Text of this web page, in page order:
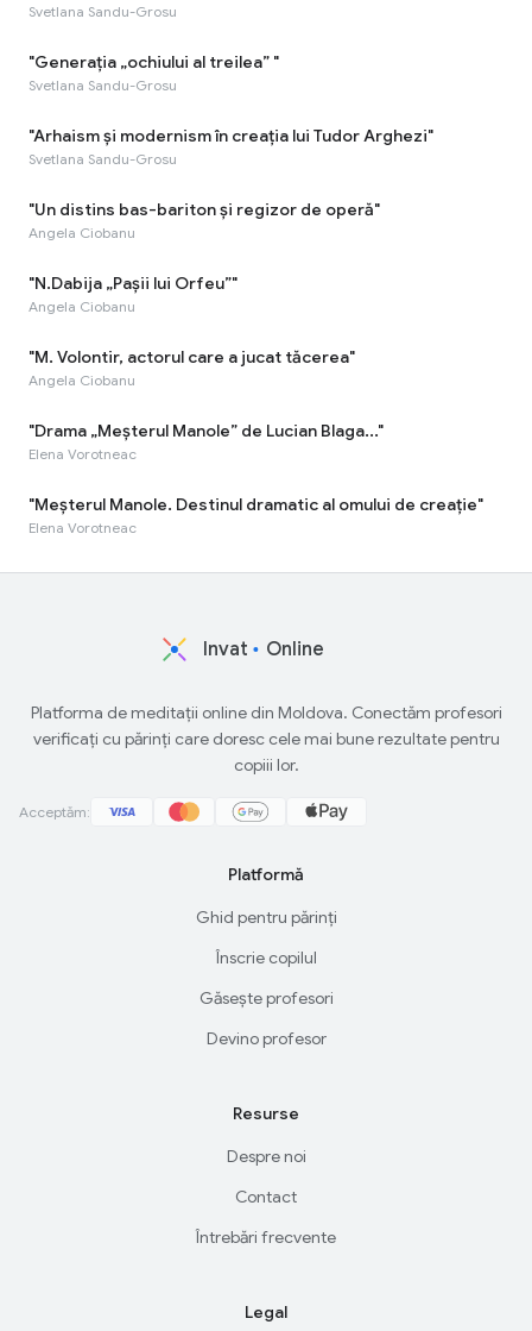
Svetlana Sandu-Grosu
"Generația „ochiului al treilea” "
Svetlana Sandu-Grosu
"Arhaism și modernism în creația lui Tudor Arghezi"
Svetlana Sandu-Grosu
"Un distins bas-bariton și regizor de operă"
Angela Ciobanu
"N.Dabija „Pașii lui Orfeu”"
Angela Ciobanu
"M. Volontir, actorul care a jucat tăcerea"
Angela Ciobanu
"Drama „Meșterul Manole” de Lucian Blaga..."
Elena Vorotneac
"Meșterul Manole. Destinul dramatic al omului de creație"
Elena Vorotneac
Invat Online
Platforma de meditații online din Moldova. Conectăm profesori
verificați cu părinți care doresc cele mai bune rezultate pentru
copiii lor.
Acceptăm:
Platformă
Ghid pentru părinți
Înscrie copilul
Găsește profesori
Devino profesor
Resurse
Despre noi
Contact
Întrebări frecvente
Legal